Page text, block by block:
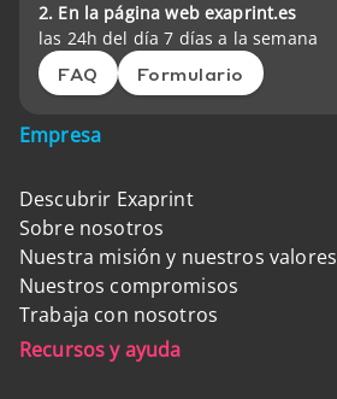
2. En la página web exaprint.es
las 24h del día 7 días a la semana
FAQ Formulario
Empresa
Descubrir Exaprint
Sobre nosotros
Nuestra misión y nuestros valores
Nuestros compromisos
Trabaja con nosotros
Recursos y ayuda